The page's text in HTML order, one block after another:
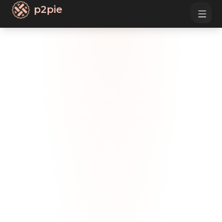
p2pie